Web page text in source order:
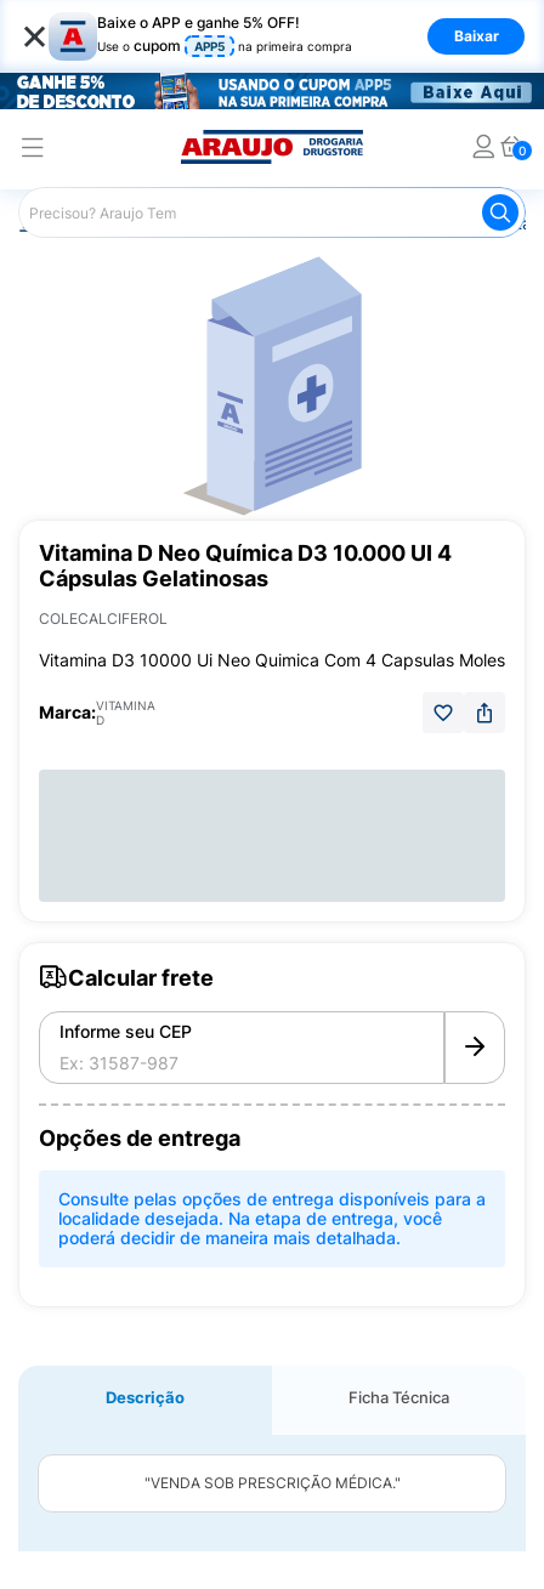
× Baixe o APP e ganhe 5% OFF!
Use o cupom APP5 na primeira compra
Baixar
0
Araujo Saúde e Bem Estar
Vitamina D Neo Química D3 10.000 UI 4
Cápsulas Gelatinosas
COLECALCIFEROL
Vitamina D3 10000 Ui Neo Quimica Com 4 Capsulas Moles
Marca:VITAMINA
D
Calcular frete
Informe seu CEP
Opções de entrega
Consulte pelas opções de entrega disponíveis para a
localidade desejada. Na etapa de entrega, você
poderá decidir de maneira mais detalhada.
Descrição Ficha Técnica
"VENDA SOB PRESCRIÇÃO MÉDICA."